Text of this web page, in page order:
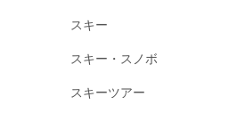
スキー
スキー・スノボ
スキーツアー